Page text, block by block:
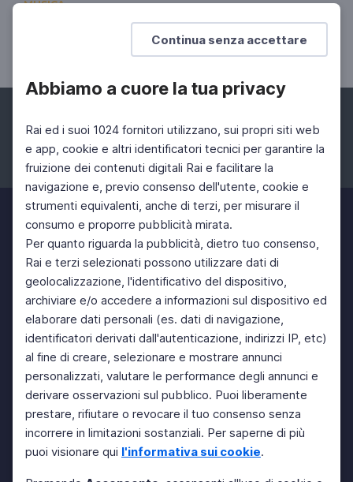
Continua senza accettare
Abbiamo a cuore la tua privacy
Rai ed i suoi 1024 fornitori utilizzano, sui propri siti web
e app, cookie e altri identificatori tecnici per garantire la
fruizione dei contenuti digitali Rai e facilitare la
navigazione e, previo consenso dell'utente, cookie e
strumenti equivalenti, anche di terzi, per misurare il
consumo e proporre pubblicità mirata.
Per quanto riguarda la pubblicità, dietro tuo consenso,
Rai e terzi selezionati possono utilizzare dati di
geolocalizzazione, l'identificativo del dispositivo,
archiviare e/o accedere a informazioni sul dispositivo ed
elaborare dati personali (es. dati di navigazione,
identificatori derivati dall'autenticazione, indirizzi IP, etc)
al fine di creare, selezionare e mostrare annunci
personalizzati, valutare le performance degli annunci e
derivare osservazioni sul pubblico. Puoi liberamente
prestare, rifiutare o revocare il tuo consenso senza
incorrere in limitazioni sostanziali. Per saperne di più
puoi visionare qui l'informativa sui cookie.
MUSICA
Lucca Classica Music Festival
26 Apr 2023 > 01 Mag 2023
Facebook Instagram Twitter